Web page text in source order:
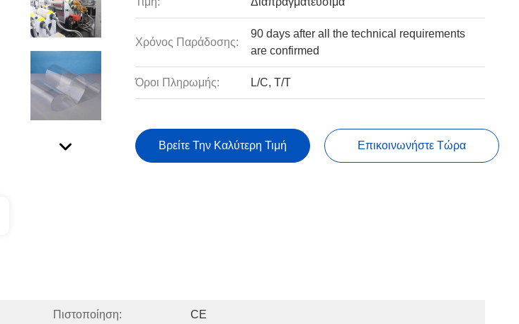
Χρόνος Παράδοσης:
90 days after all the technical requirements
are confirmed
Όροι Πληρωμής: L/C, T/T
Βρείτε Την Καλύτερη Τιμή Επικοινωνήστε Τώρα
Πιστοποίηση: CE